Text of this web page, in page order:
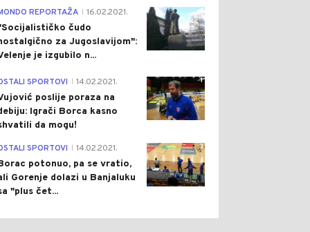
HRONIKA | Pre 1 h
POLICIJE U
I VIŠE OD 200
DRUŠTVO Pre 2 h
NEMA NI KAPI VODE
4
REPORTAŽA 16.02.2021.
čudo
za Jugoslavijom":
je izgubilo n...
1
SPORTOVI 14.02.2021.
poslije poraza na
Igrači Borca kasno
da mogu!
3
SPORTOVI 14.02.2021.
potonuo, pa se vratio,
Gorenje dolazi u Banjaluku
"plus čet...